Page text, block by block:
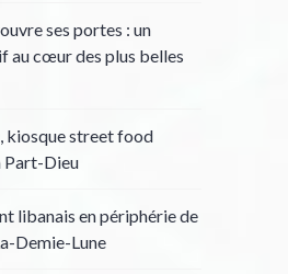
ses portes : un
au cœur des plus belles
kiosque street food
Part-Dieu
libanais en périphérie de
Demie-Lune